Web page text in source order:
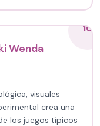
10
Wenda
visuales
crea una
los juegos típicos